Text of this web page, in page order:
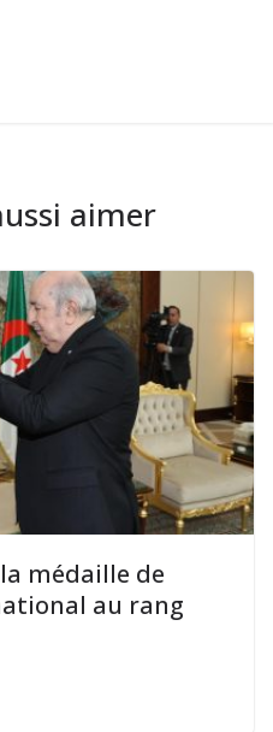
aimer
médaille de
au rang